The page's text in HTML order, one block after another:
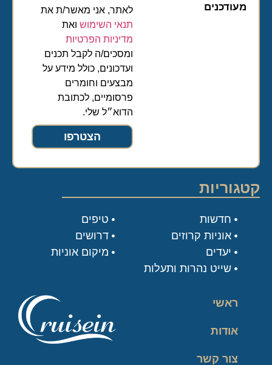
מעודכנים
לאתר, אני מאשר/ת את
תנאי השימושואת
מדיניות הפרטיות
ומסכים/ה לקבל תכנים
ועדכונים, כולל מידע על
מבצעים וחומרים
פרסומיים, לכתובת
הדוא״ל שלי.
הצטרפו
ראשי
אודות
צור קשר
קטגוריות
טיפים
דרושים
מיקום אוניות
חדשות
אוניות קרוזים
יעדים
שייט נהרות ותעלות